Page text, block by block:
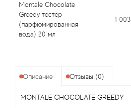
Montale Chocolate
Greedy тестер
(парфюмированная
вода) 20 мл
1 003
Описание Отзывы (0)
MONTALE CHOCOLATE GREEDY
Antonio Puig
Antonio Visconti
Arabesque Perfumes